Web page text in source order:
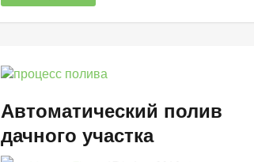
Автоматический полив
дачного участка